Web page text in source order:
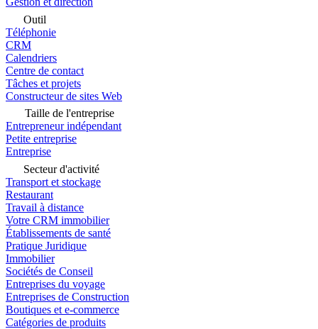
Outil
Téléphonie
CRM
Calendriers
Centre de contact
Tâches et projets
Constructeur de sites Web
Taille de l'entreprise
Entrepreneur indépendant
Petite entreprise
Entreprise
Secteur d'activité
Transport et stockage
Restaurant
Travail à distance
Votre CRM immobilier
Établissements de santé
Pratique Juridique
Immobilier
Sociétés de Conseil
Entreprises du voyage
Entreprises de Construction
Boutiques et e-commerce
Catégories de produits